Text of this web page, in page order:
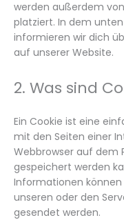
werden außerdem
platziert. In dem
informieren wir dich
auf unserer Website.
2. Was sind
Ein Cookie ist eine
mit den Seiten einer
Webbrowser auf dem
gespeichert werden
Informationen
unseren oder den
gesendet werden.